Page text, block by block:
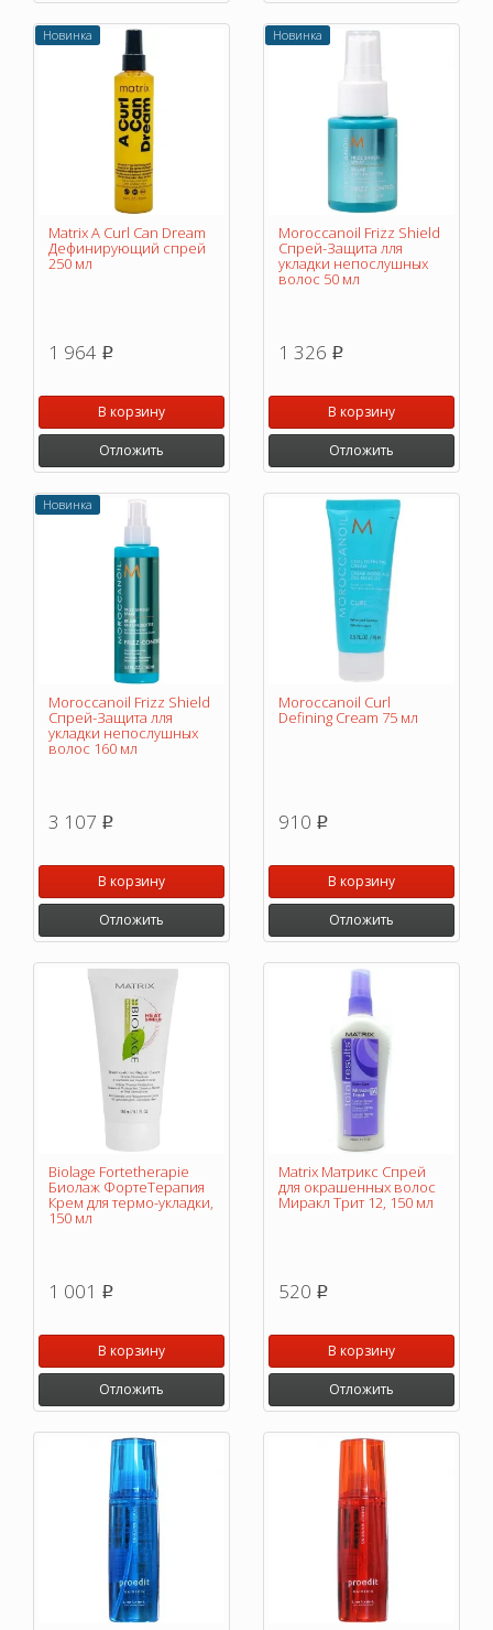
Новинка
Matrix A Curl Can Dream
Дефинирующий спрей
250 мл
1 964 p
В корзину
Отложить
Новинка
Moroccanoil Frizz Shield
Спрей-Защита лля
укладки непослушных
волос 50 мл
1 326 p
В корзину
Отложить
Новинка
Moroccanoil Frizz Shield
Спрей-Защита лля
укладки непослушных
волос 160 мл
3 107 p
В корзину
Отложить
Moroccanoil Curl
Defining Cream 75 мл
910 p
В корзину
Отложить
Biolage Fortetherapie
Биолаж ФортеТерапия
Крем для термо-укладки,
150 мл
1 001 p
В корзину
Отложить
Matrix Матрикс Спрей
для окрашенных волос
Миракл Трит 12, 150 мл
520 p
В корзину
Отложить